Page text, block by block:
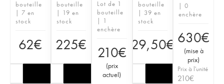
bouteille
| 7 en
stock
62€
bouteille
| 19 en
stock
225€
Lot de 1
bouteille
| 1
enchère
210€
(prix
actuel)
bouteille
| 39 en
stock
29,50€
| 0
enchère
630€
(mise à
prix)
Prix à l'unité
210€